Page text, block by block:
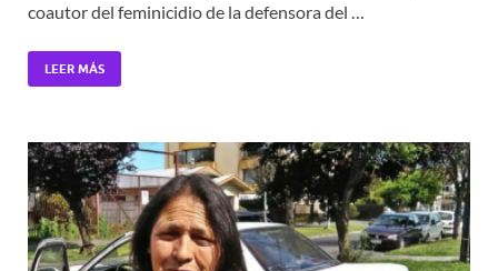
coautor del feminicidio de la defensora del …
LEER MÁS